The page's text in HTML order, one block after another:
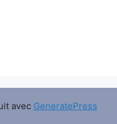
avec GeneratePress